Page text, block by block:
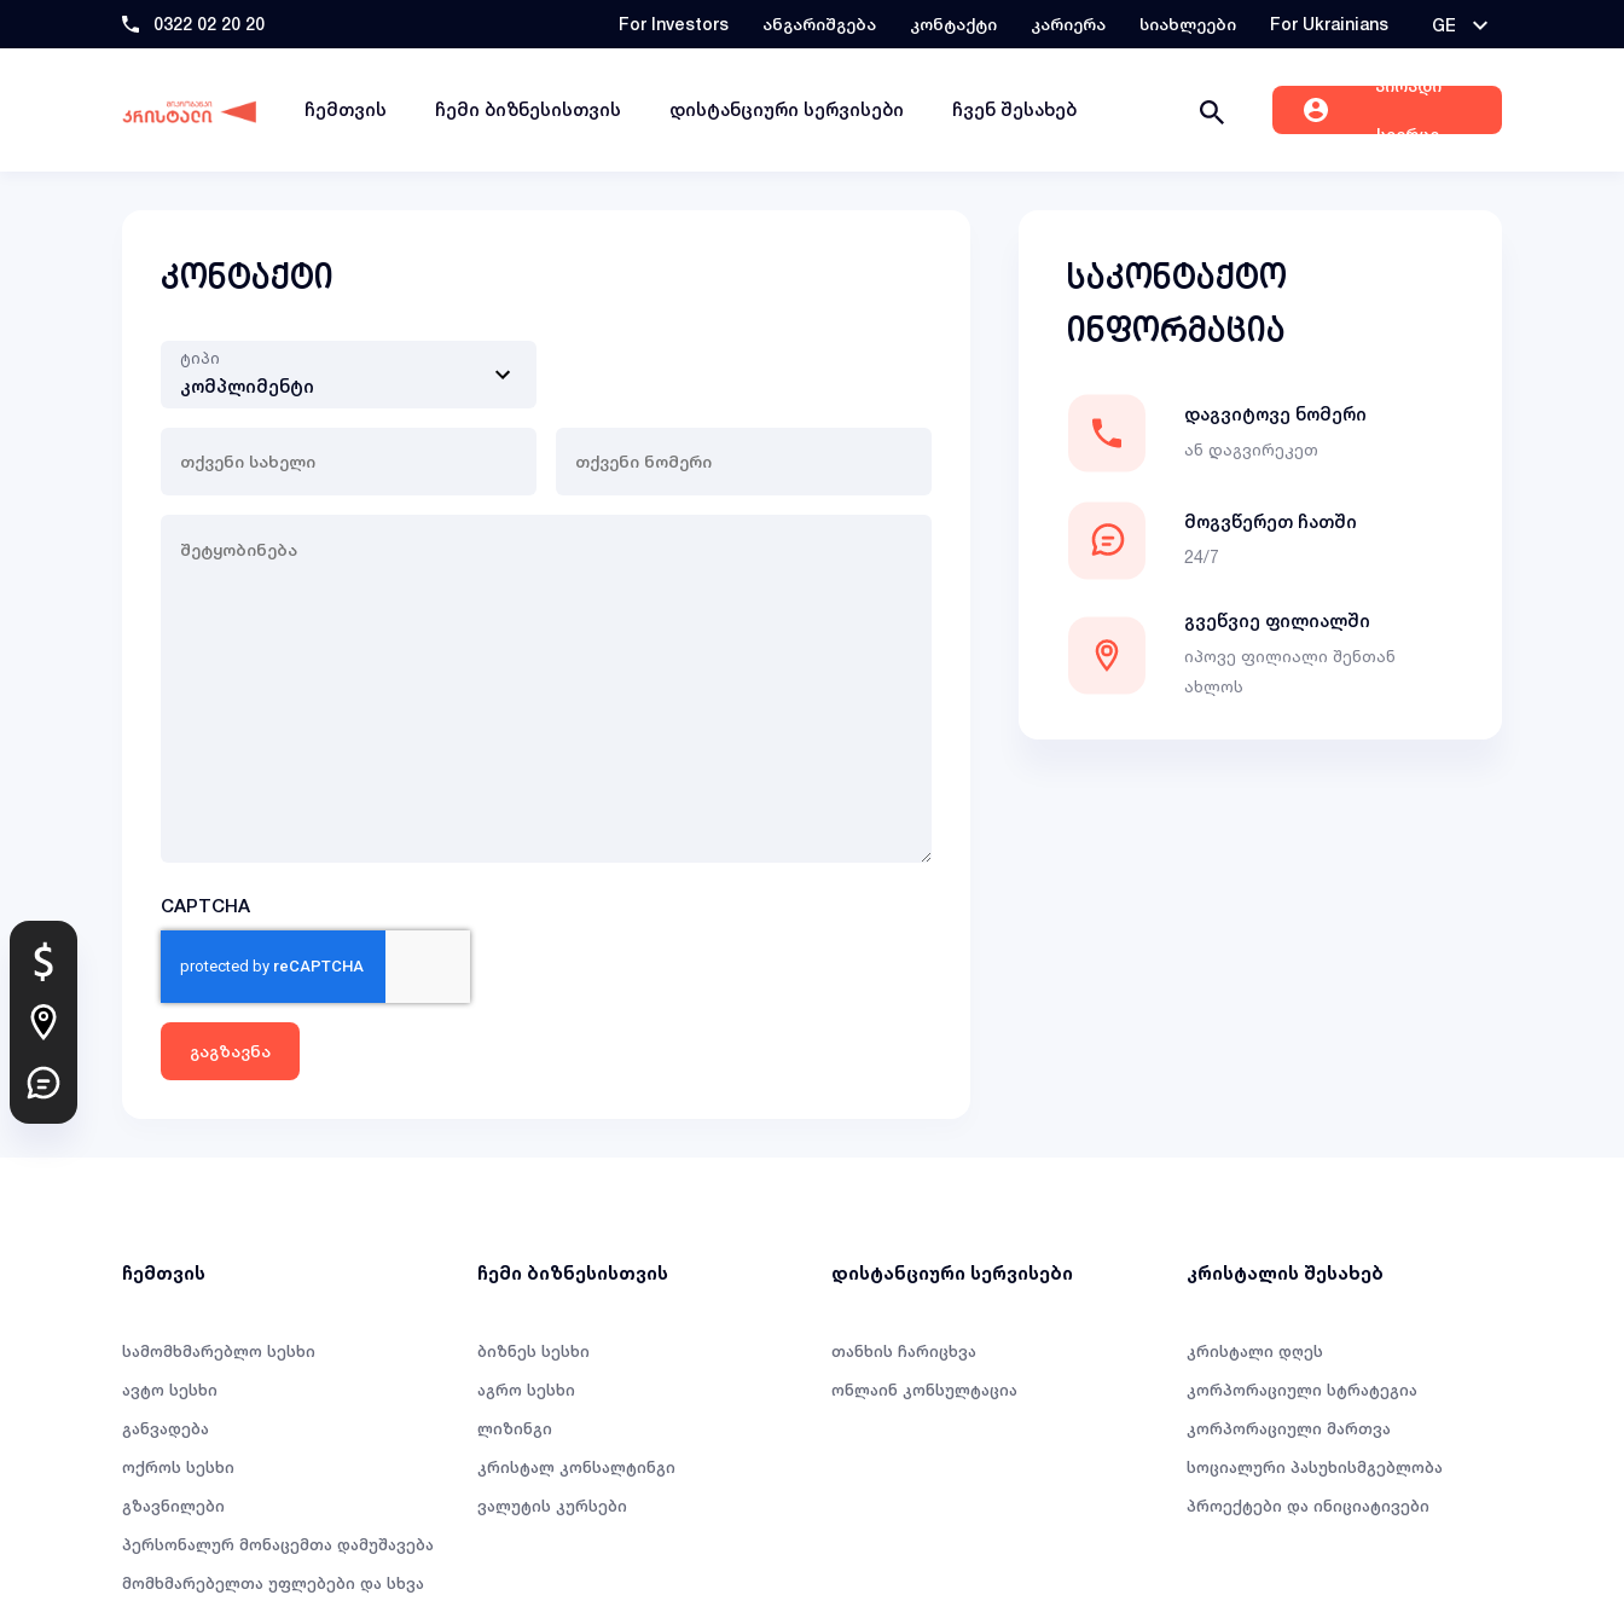
0322 02 20 20 For Investors ანგარიშგება კონტაქტი კარიერა სიახლეები For Ukrainians GE
ჩემთვის ჩემი ბიზნესისთვის დისტანციური სერვისები ჩვენ შესახებ
პირადი
სივრცე
კონტაქტი
ტიპი
სახელი
ნომერი
(Required)
CAPTCHA
საკონტაქტო
ინფორმაცია
დაგვიტოვე ნომერი
ან დაგვირეკეთ
მოგვწერეთ ჩათში
24/7
გვეწვიე ფილიალში
იპოვე ფილიალი შენთან
ახლოს
ჩემთვის
სამომხმარებლო სესხი
ავტო სესხი
განვადება
ოქროს სესხი
გზავნილები
პერსონალურ მონაცემთა დამუშავება
მომხმარებელთა უფლებები და სხვა
ჩემი ბიზნესისთვის
ბიზნეს სესხი
აგრო სესხი
ლიზინგი
კრისტალ კონსალტინგი
ვალუტის კურსები
დისტანციური სერვისები
თანხის ჩარიცხვა
ონლაინ კონსულტაცია
კრისტალის შესახებ
კრისტალი დღეს
კორპორაციული სტრატეგია
კორპორაციული მართვა
სოციალური პასუხისმგებლობა
პროექტები და ინიციატივები